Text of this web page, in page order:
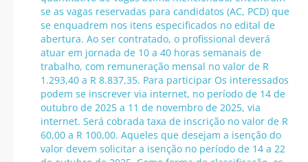
se as vagas reservadas para candidatos (AC, PCD) que
se enquadrem nos itens especificados no edital de
abertura. Ao ser contratado, o profissional deverá
atuar em jornada de 10 a 40 horas semanais de
trabalho, com remuneração mensal no valor de R
1.293,40 a R 8.837,35. Para participar Os interessados
podem se inscrever via internet, no período de 14 de
outubro de 2025 a 11 de novembro de 2025, via
internet. Será cobrada taxa de inscrição no valor de R
60,00 a R 100,00. Aqueles que desejam a isenção do
valor devem solicitar a isenção no período de 14 a 22